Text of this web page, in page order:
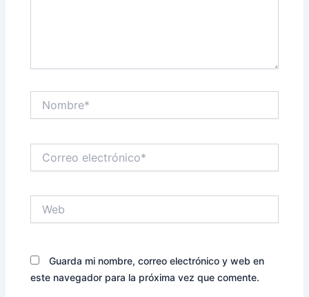
electrónico*
Guarda mi nombre, correo electrónico y web en
este navegador para la próxima vez que comente.